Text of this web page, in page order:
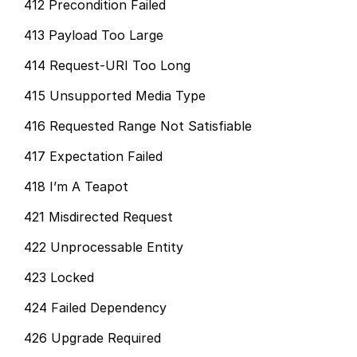
412 Precondition Failed
413 Payload Too Large
414 Request-URI Too Long
415 Unsupported Media Type
416 Requested Range Not Satisfiable
417 Expectation Failed
418 I’m A Teapot
421 Misdirected Request
422 Unprocessable Entity
423 Locked
424 Failed Dependency
426 Upgrade Required